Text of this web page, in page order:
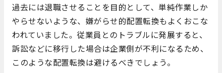
過去には退職させることを目的として、単純作業しか
やらせないような、嫌がらせ的配置転換もよくおこな
われていました。従業員とのトラブルに発展すると、
訴訟などに移行した場合は企業側が不利になるため、
このような配置転換は避けるべきでしょう。